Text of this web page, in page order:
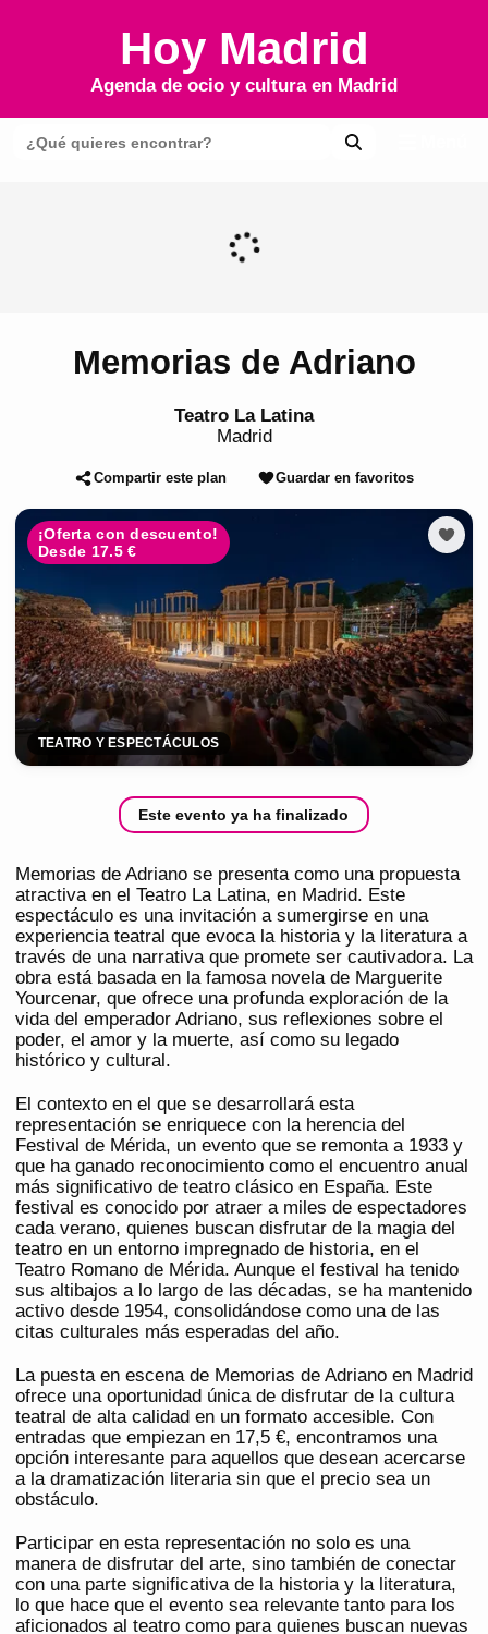
Hoy Madrid
Agenda de ocio y cultura en Madrid
Memorias de Adriano
Teatro La Latina
Madrid
Compartir este plan Guardar en favoritos
¡Oferta con descuento!
Desde 17.5 €
TEATRO Y ESPECTÁCULOS
Este evento ya ha finalizado
Memorias de Adriano se presenta como una propuesta
atractiva en el Teatro La Latina, en Madrid. Este
espectáculo es una invitación a sumergirse en una
experiencia teatral que evoca la historia y la literatura a
través de una narrativa que promete ser cautivadora. La
obra está basada en la famosa novela de Marguerite
Yourcenar, que ofrece una profunda exploración de la
vida del emperador Adriano, sus reflexiones sobre el
poder, el amor y la muerte, así como su legado
histórico y cultural.
El contexto en el que se desarrollará esta
representación se enriquece con la herencia del
Festival de Mérida, un evento que se remonta a 1933 y
que ha ganado reconocimiento como el encuentro anual
más significativo de teatro clásico en España. Este
festival es conocido por atraer a miles de espectadores
cada verano, quienes buscan disfrutar de la magia del
teatro en un entorno impregnado de historia, en el
Teatro Romano de Mérida. Aunque el festival ha tenido
sus altibajos a lo largo de las décadas, se ha mantenido
activo desde 1954, consolidándose como una de las
citas culturales más esperadas del año.
La puesta en escena de Memorias de Adriano en Madrid
ofrece una oportunidad única de disfrutar de la cultura
teatral de alta calidad en un formato accesible. Con
entradas que empiezan en 17,5 €, encontramos una
opción interesante para aquellos que desean acercarse
a la dramatización literaria sin que el precio sea un
obstáculo.
Participar en esta representación no solo es una
manera de disfrutar del arte, sino también de conectar
con una parte significativa de la historia y la literatura,
lo que hace que el evento sea relevante tanto para los
aficionados al teatro como para quienes buscan nuevas